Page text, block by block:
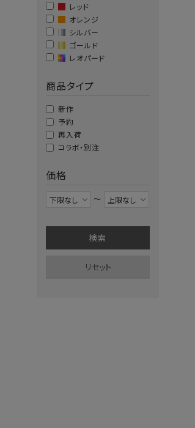
レッド
オレンジ
シルバー
ゴールド
レオパード
商品タイプ
新作
予約
再入荷
コラボ・別注
価格
〜